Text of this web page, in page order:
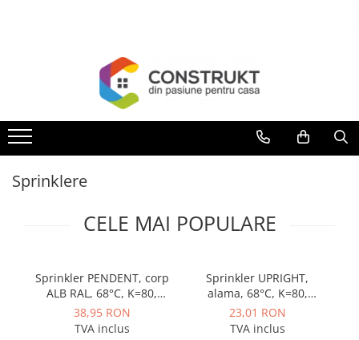
Termoseminee, seminee si sobe
Cazane pe combustibil solid
Cazane pe combustibil gazos/lichid
Aeroterme si destratificatoare de
Radiatoare si convectoare
Incalzire in pardoseala
Panouri radiante si incalzitoare cu
Sprinklere
CELE MAI POPULARE
Sprinkler PENDENT, corp
ALB RAL, 68°C, K=80,
raspuns rapid, rosu,
Rapidrop
38,95 RON
TVA inclus
Sprinkler UPRIGHT,
alama, 68°C, K=80,
raspuns standard, rosu,
Rapidrop
23,01 RON
TVA inclus